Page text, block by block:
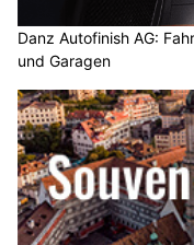
Danz Autofinish AG:
und Garagen